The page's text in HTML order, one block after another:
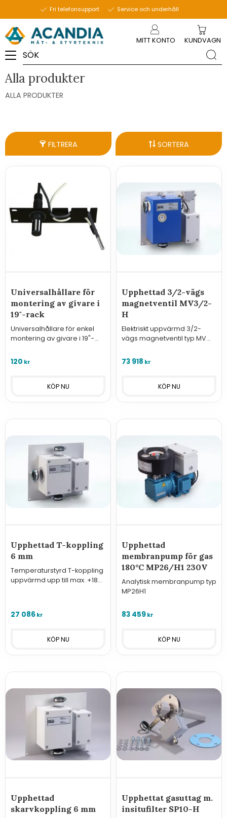
Fri telefonsupport Service och underhåll
MITT KONTO KUNDVAGN
Alla produkter
ALLA PRODUKTER
FILTRERA SORTERA
Universalhållare för
montering av givare i
19"-rack
Universalhållare för enkel
montering av givare i 19"-
Muttrar och brickor för
120 kr
Upphettad 3/2-vägs
magnetventil MV3/2-
H
Elektriskt uppvärmd 3/2-
vägs magnetventil typ MV
73 918 kr
Upphettad T-koppling
6 mm
Temperaturstyrd T-koppling
uppvärmd upp till max. +180
27 086kr
Upphettad
membranpump för gas
180°C MP26/H1 230V
Analytisk membranpump typ
MP26H1
83 459kr
Upphettad
skarvkoppling 6 mm
Upphettat gasuttag m.
insitufilter SP10-H